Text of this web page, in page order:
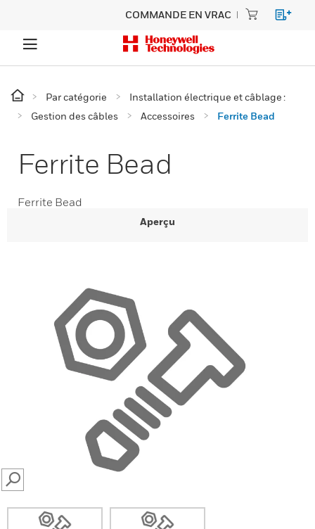
COMMANDE EN VRAC
Par catégorie
Installation électrique et câblage :
Gestion des câbles
Accessoires Ferrite Bead
Ferrite Bead
Ferrite Bead
Aperçu
SEARCH